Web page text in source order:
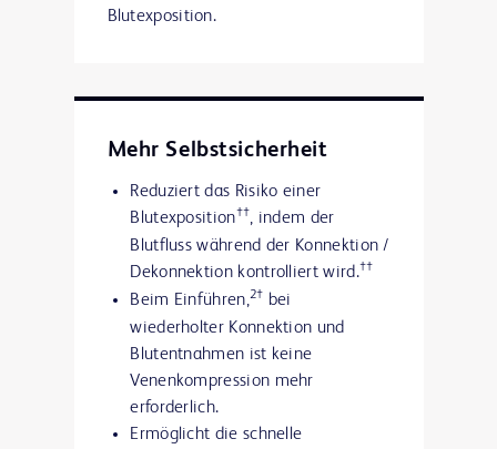
Blutexposition.
Mehr Selbstsicherheit
Reduziert das Risiko einer
Blutexposition††, indem der
Blutfluss während der Konnektion /
Dekonnektion kontrolliert wird.††
Beim Einführen,2† bei
wiederholter Konnektion und
Blutentnahmen ist keine
Venenkompression mehr
erforderlich.
Ermöglicht die schnelle